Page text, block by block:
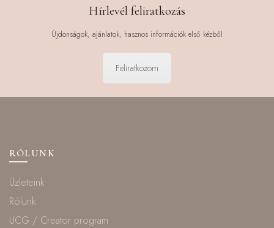
Hírlevél feliratkozás
Újdonságok, ajánlatok, hasznos információk első kézből
Feliratkozom
RÓLUNK
Üzleteink
Rólunk
UCG / Creator program